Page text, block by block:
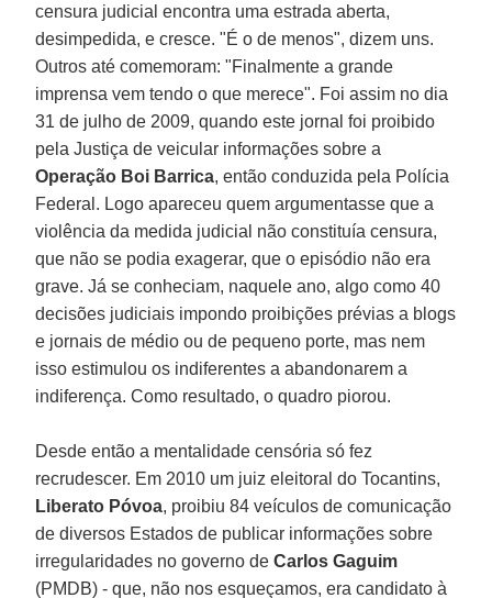
censura judicial encontra uma estrada aberta,
desimpedida, e cresce. "É o de menos", dizem uns.
Outros até comemoram: "Finalmente a grande
imprensa vem tendo o que merece". Foi assim no dia
31 de julho de 2009, quando este jornal foi proibido
pela Justiça de veicular informações sobre a
Operação Boi Barrica, então conduzida pela Polícia
Federal. Logo apareceu quem argumentasse que a
violência da medida judicial não constituía censura,
que não se podia exagerar, que o episódio não era
grave. Já se conheciam, naquele ano, algo como 40
decisões judiciais impondo proibições prévias a blogs
e jornais de médio ou de pequeno porte, mas nem
isso estimulou os indiferentes a abandonarem a
indiferença. Como resultado, o quadro piorou.
Desde então a mentalidade censória só fez
recrudescer. Em 2010 um juiz eleitoral do Tocantins,
Liberato Póvoa, proibiu 84 veículos de comunicação
de diversos Estados de publicar informações sobre
irregularidades no governo deCarlos Gaguim
(PMDB) - que, não nos esqueçamos, era candidato à